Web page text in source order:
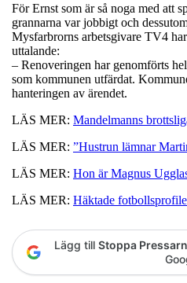
För Ernst som är så noga med att
grannarna var jobbigt och
Mysfarbrorns arbetsgivare TV4
uttalande:
– Renoveringen har genomförts
som kommunen utfärdat.
hanteringen av ärendet.
LÄS MER: Mandelmanns
LÄS MER: ”Hustrun lämnar
LÄS MER: Hon är Magnus
LÄS MER: Häktade
Lägg till Stoppa